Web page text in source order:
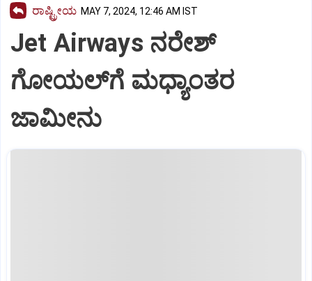
ರಾಷ್ಟ್ರೀಯ MAY 7, 2024, 12:46 AM IST
Jet Airways ನರೇಶ್‌
ಗೋಯಲ್‌ಗೆ ಮಧ್ಯಾಂತರ
ಜಾಮೀನು